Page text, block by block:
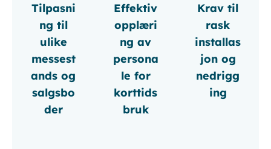
Tilpasni
ng til
ulike
messest
ands og
salgsbo
der
Effektiv
opplæri
ng av
persona
le for
korttids
bruk
Krav til
rask
installas
jon og
nedrigg
ing